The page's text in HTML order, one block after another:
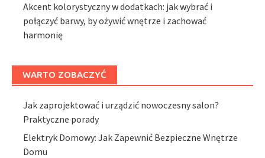
Akcent kolorystyczny w dodatkach: jak wybrać i
połączyć barwy, by ożywić wnętrze i zachować
harmonię
WARTO ZOBACZYĆ
Jak zaprojektować i urządzić nowoczesny salon?
Praktyczne porady
Elektryk Domowy: Jak Zapewnić Bezpieczne Wnętrze
Domu